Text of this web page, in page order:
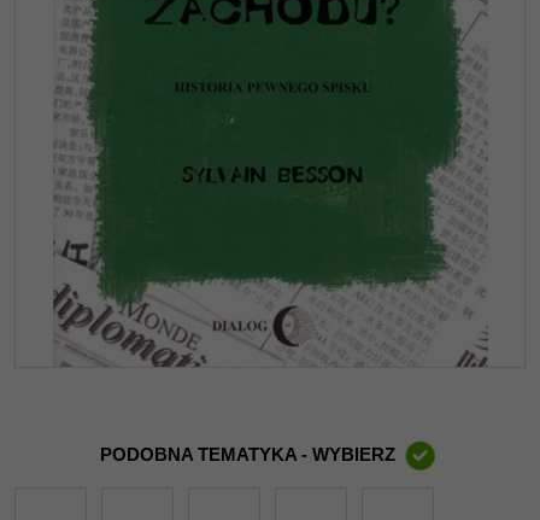
PODOBNA TEMATYKA - WYBIERZ